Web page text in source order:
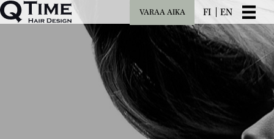
VARAA AIKA FI EN